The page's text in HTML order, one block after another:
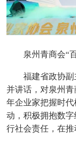
泉州青商会“
福建省政协
并讲话，对泉州
年企业家把握时
动，积极拥抱数
行社会责任，在推